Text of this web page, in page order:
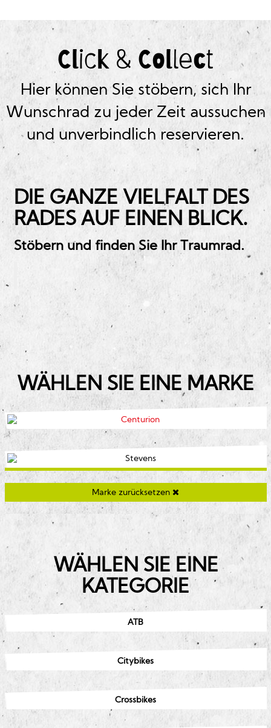
Click & Collect
Hier können Sie stöbern, sich Ihr
Wunschrad zu jeder Zeit aussuchen
und unverbindlich reservieren.
DIE GANZE VIELFALT DES
RADES AUF EINEN BLICK.
Stöbern und finden Sie Ihr Traumrad.
WÄHLEN SIE EINE MARKE
Marke zurücksetzen
WÄHLEN SIE EINE
KATEGORIE
ATB
Citybikes
Crossbikes